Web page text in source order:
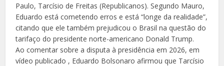
Paulo, Tarcísio de Freitas (Republicanos). Segundo Mauro,
Eduardo está cometendo erros e está “longe da realidade”,
citando que ele também prejudicou o Brasil na questão do
tarifaço do presidente norte-americano Donald Trump.
Ao comentar sobre a disputa à presidência em 2026, em
vídeo publicado , Eduardo Bolsonaro afirmou que Tarcísio